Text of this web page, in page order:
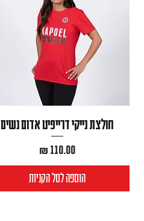
חולצת נייקי דרייפיט אדום נשים
מחיר‏110.00 ‏₪
הוספה לסל הקניות